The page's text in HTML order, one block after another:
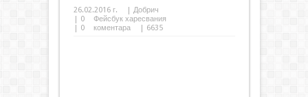
26.02.2016 г.
Добрич
0
Фейсбук харесвания
0 коментара | 6635